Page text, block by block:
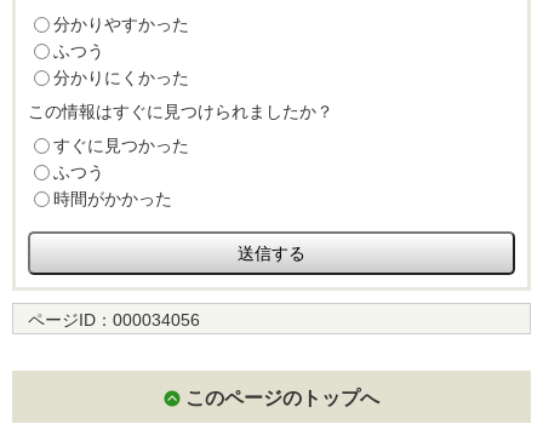
分かりやすかった
ふつう
分かりにくかった
この情報はすぐに見つけられましたか？
すぐに見つかった
ふつう
時間がかかった
ページID： 000034056
このページのトップへ